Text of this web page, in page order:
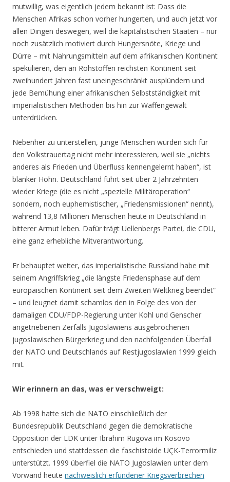
mutwillig, was eigentlich jedem bekannt ist: Dass die
Menschen Afrikas schon vorher hungerten, und auch jetzt vor
allen Dingen deswegen, weil die kapitalistischen Staaten – nur
noch zusätzlich motiviert durch Hungersnöte, Kriege und
Dürre – mit Nahrungsmitteln auf dem afrikanischen Kontinent
spekulieren, den an Rohstoffen reichsten Kontinent seit
zweihundert Jahren fast uneingeschränkt ausplündern und
jede Bemühung einer afrikanischen Selbstständigkeit mit
imperialistischen Methoden bis hin zur Waffengewalt
unterdrücken.
Nebenher zu unterstellen, junge Menschen würden sich für
den Volkstrauertag nicht mehr interessieren, weil sie „nichts
anderes als Frieden und Überfluss kennengelernt haben“, ist
blanker Hohn. Deutschland führt seit über 2 Jahrzehnten
wieder Kriege (die es nicht „spezielle Militäroperation“
sondern, noch euphemistischer, „Friedensmissionen“ nennt),
während 13,8 Millionen Menschen heute in Deutschland in
bitterer Armut leben. Dafür trägt Uellenbergs Partei, die CDU,
eine ganz erhebliche Mitverantwortung.
Er behauptet weiter, das imperialistische Russland habe mit
seinem Angriffskrieg „die längste Friedensphase auf dem
europäischen Kontinent seit dem Zweiten Weltkrieg beendet“
– und leugnet damit schamlos den in Folge des von der
damaligen CDU/FDP-Regierung unter Kohl und Genscher
angetriebenen Zerfalls Jugoslawiens ausgebrochenen
jugoslawischen Bürgerkrieg und den nachfolgenden Überfall
der NATO und Deutschlands auf Restjugoslawien 1999 gleich
mit.
Wir erinnern an das, was er verschweigt:
Ab 1998 hatte sich die NATO einschließlich der
Bundesrepublik Deutschland gegen die demokratische
Opposition der LDK unter Ibrahim Rugova im Kosovo
entschieden und stattdessen die faschistoide UÇK-Terrormiliz
unterstützt. 1999 überfiel die NATO Jugoslawien unter dem
Vorwand heute nachweislich erfundener Kriegsverbrechen